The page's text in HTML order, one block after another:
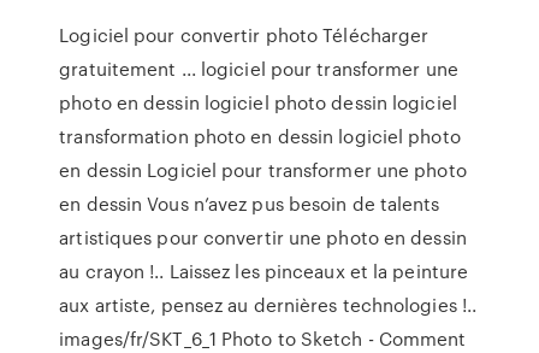
Logiciel pour convertir photo Télécharger
gratuitement ... logiciel pour transformer une
photo en dessin logiciel photo dessin logiciel
transformation photo en dessin logiciel photo
en dessin Logiciel pour transformer une photo
en dessin Vous n’avez pus besoin de talents
artistiques pour convertir une photo en dessin
au crayon !.. Laissez les pinceaux et la peinture
aux artiste, pensez au dernières technologies !..
images/fr/SKT_6_1 Photo to Sketch - Comment